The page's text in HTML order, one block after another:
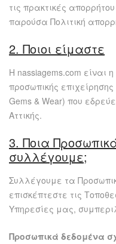
τις πρακτικές
παρούσα Πολιτική
2. Ποιοι είμαστε
H nassiagems.com είναι
προσωπικής
Gems & Wear) που
Αττικής.
3. Ποια
συλλέγουμε;
Συλλέγουμε τα
επισκέπτεστε τις
Υπηρεσίες μας,
Προσωπικά δεδομένα